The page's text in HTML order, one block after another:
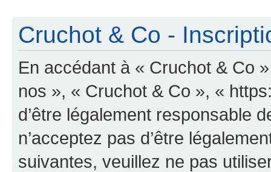
Cruchot & Co -
En accédant à « Cruchot & Co
nos », « Cruchot & Co », «
d’être légalement responsable
n’acceptez pas d’être
suivantes, veuillez ne pas